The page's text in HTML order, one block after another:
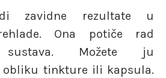
zavidne rezultate u
Ona potiče rad
sustava. Možete ju
tinkture ili kapsula.